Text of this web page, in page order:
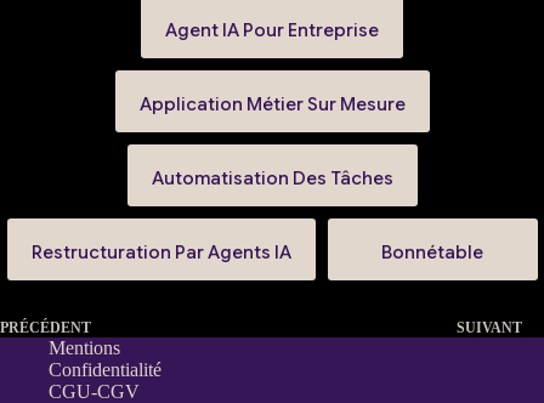
Agent IA Pour Entreprise
Application Métier Sur Mesure
Automatisation Des Tâches
Restructuration Par Agents IA Bonnétable
PRÉCÉDENT SUIVANT
Mentions
Confidentialité
CGU-CGV